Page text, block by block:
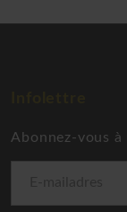
Abonnez-vous